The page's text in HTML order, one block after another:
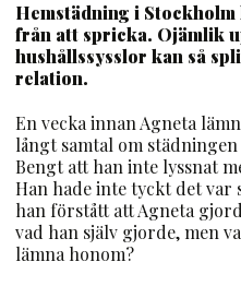
Hemstädning i
från att spricka. Ojämlik
hushållssysslor kan så
relation.
En vecka innan Agneta
långt samtal om
Bengt att han inte lyssnat
Han hade inte tyckt det var
han förstått att Agneta
vad han själv gjorde, men
lämna honom?